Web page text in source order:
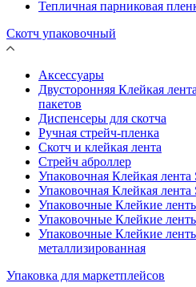
Тепличная парниковая
Скотч упаковочный
Аксессуары
Двусторонняя Клейкая
пакетов
Диспенсеры для скотча
Ручная стрейч-пленка
Скотч и клейкая лента
Стрейч аброллер
Упаковочная Клейкая лента
Упаковочная Клейкая лента
Упаковочные Клейкие
Упаковочные Клейкие
Упаковочные Клейкие
металлизированная
Упаковка для маркетплейсов